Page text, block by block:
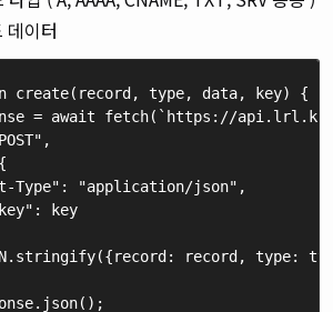
데이터
create(record, type, data, key) {
= await fetch(`https://
Type": "application/json",
key
record, type: